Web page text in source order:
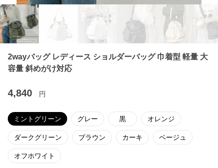
2wayバッグ レディース ショルダーバッグ 巾着型 軽量 大
容量 斜めがけ対応
4,840 円
ミントグリーン グレー 黒 オレンジ
ダークグリーン ブラウン カーキ ベージュ
オフホワイト